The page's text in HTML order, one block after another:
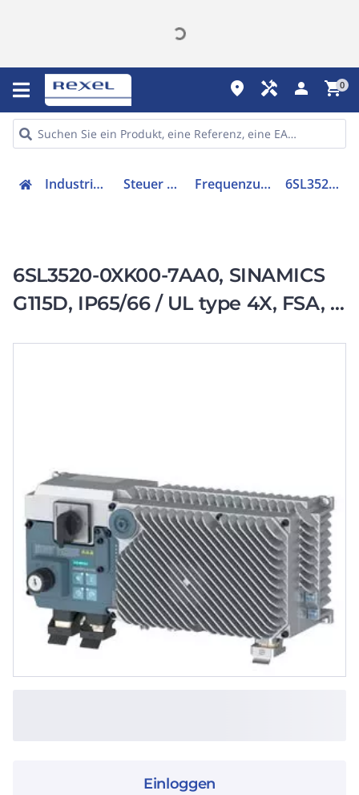
place handyman person shopping_cart0
Industriekomponenten Steuer & Regelgeräte Frequenzumrichter =< 1 kV 6SL35200XK007AA0
6SL3520-0XK00-7AA0, SINAMICS
G115D, IP65/66 / UL type 4X, FSA, 3
Einloggen